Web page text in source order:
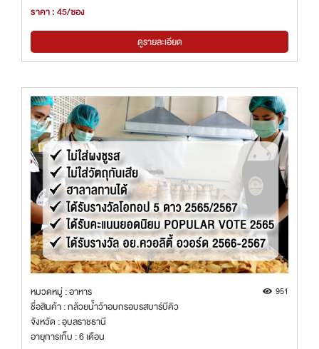
ราคา : 45/ซอง
ดูรายละเอียด
หมวดหมู่ : อาหาร 951
ชื่อสินค้า : กล้วยน้ำว้าอบกรอบรสบาร์บีคิว
จังหวัด : อุบลราชธานี
อายุการเก็บ : 6 เดือน